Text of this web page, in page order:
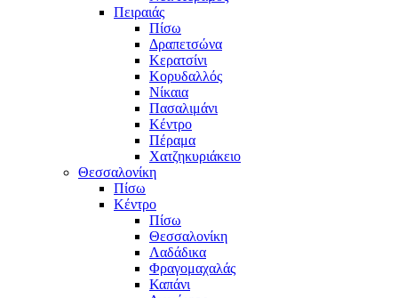
Πειραιάς
Πίσω
Δραπετσώνα
Κερατσίνι
Κορυδαλλός
Νίκαια
Πασαλιμάνι
Κέντρο
Πέραμα
Χατζηκυριάκειο
Θεσσαλονίκη
Πίσω
Κέντρο
Πίσω
Θεσσαλονίκη
Λαδάδικα
Φραγομαχαλάς
Καπάνι